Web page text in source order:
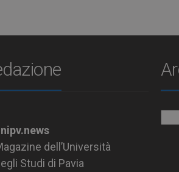
dell’Università
Studi di Pavia